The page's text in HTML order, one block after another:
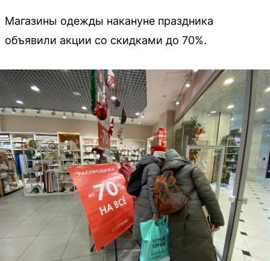
Магазины одежды накануне праздника
объявили акции со скидками до 70%.